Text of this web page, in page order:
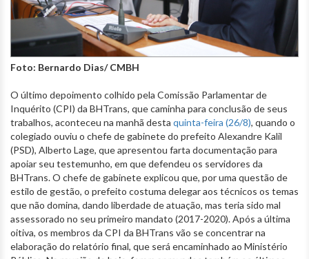
Foto: Bernardo Dias/ CMBH
O último depoimento colhido pela Comissão Parlamentar de
Inquérito (CPI) da BHTrans, que caminha para conclusão de seus
trabalhos, aconteceu na manhã desta quinta-feira (26/8), quando o
colegiado ouviu o chefe de gabinete do prefeito Alexandre Kalil
(PSD), Alberto Lage, que apresentou farta documentação para
apoiar seu testemunho, em que defendeu os servidores da
BHTrans. O chefe de gabinete explicou que, por uma questão de
estilo de gestão, o prefeito costuma delegar aos técnicos os temas
que não domina, dando liberdade de atuação, mas teria sido mal
assessorado no seu primeiro mandato (2017-2020). Após a última
oitiva, os membros da CPI da BHTrans vão se concentrar na
elaboração do relatório final, que será encaminhado ao Ministério